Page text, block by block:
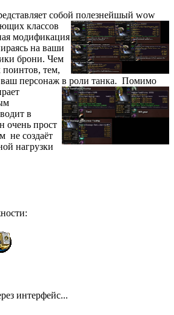
собой полезнейшый wow
классов
модификация
на ваши
брони. Чем
поинтов, тем,
ваш персонаж в роли танка. Помимо
в
очень прост
не создаёт
нагрузки
интерфейс...